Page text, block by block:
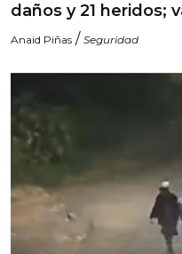
daños y 21 heridos;
Anaid Piñas / Seguridad